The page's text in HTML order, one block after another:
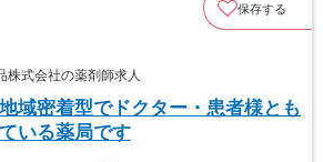
保存する
式会社の薬剤師求人
域密着型でドクター・患者様とも
いる薬局です